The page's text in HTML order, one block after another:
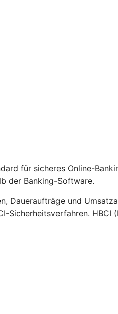
für sicheres Online-
der Banking-Software.
Daueraufträge und
Sicherheitsverfahren.